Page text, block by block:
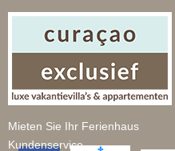
Mieten Sie Ihr Ferienhaus
Kundenservice